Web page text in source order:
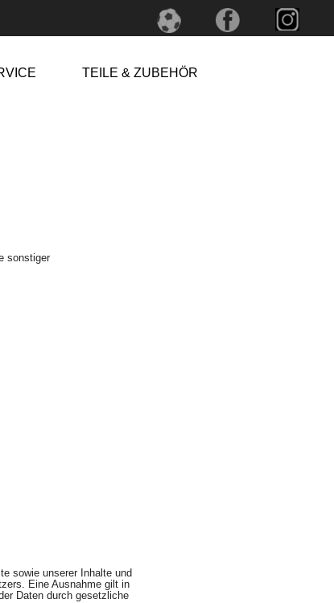
TEILE & ZUBEHÖR
sonstiger
sowie unserer Inhalte und
Eine Ausnahme gilt in
Daten durch gesetzliche